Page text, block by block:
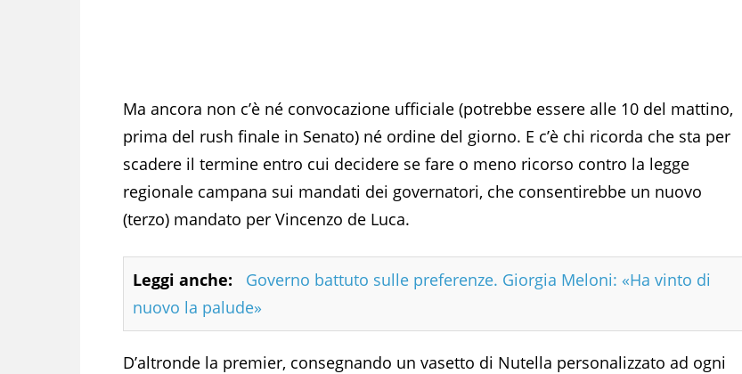
Ma ancora non c’è né convocazione ufficiale (potrebbe essere alle 10 del mattino,
prima del rush finale in Senato) né ordine del giorno. E c’è chi ricorda che sta per
scadere il termine entro cui decidere se fare o meno ricorso contro la legge
regionale campana sui mandati dei governatori, che consentirebbe un nuovo
(terzo) mandato per Vincenzo de Luca.
Leggi anche:
Governo battuto sulle preferenze. Giorgia Meloni: «Ha vinto di
nuovo la palude»
D’altronde la premier, consegnando un vasetto di Nutella personalizzato ad ogni